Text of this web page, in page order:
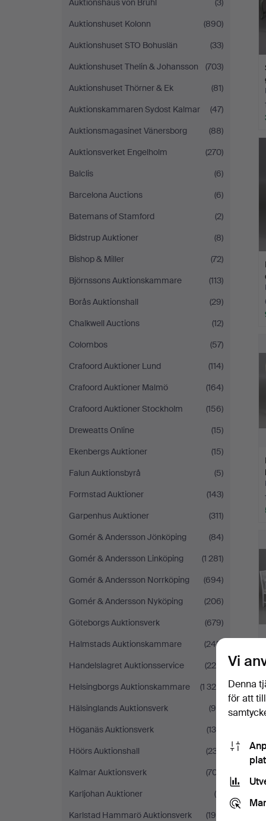
Auktionshaus von Brühl
(3)
Auktionshuset Kolonn
(890)
Auktionshuset STO Bohuslän
(33)
Auktionshuset Thelin & Johansson
(703)
Auktionshuset Thörner & Ek
(81)
Auktionskammaren Sydost Kalmar
(47)
Auktionsmagasinet Vänersborg
(88)
Auktionsverket Engelholm
(270)
Balclis
(6)
Barcelona Auctions
(6)
Batemans of Stamford
(2)
Bidstrup Auktioner
(8)
Bishop & Miller
(72)
Björnssons Auktionskammare
(113)
Borås Auktionshall
(29)
Chalkwell Auctions
(12)
Colombos
(57)
Crafoord Auktioner Lund
(114)
Crafoord Auktioner Malmö
(164)
Crafoord Auktioner Stockholm
(156)
Dreweatts Online
(15)
Ekenbergs Auktioner
(15)
Falun Auktionsbyrå
(5)
Formstad Auktioner
(143)
Garpenhus Auktioner
(311)
Gomér & Andersson Jönköping
(84)
Gomér & Andersson Linköping
(1 281)
Gomér & Andersson Norrköping
(694)
Gomér & Andersson Nyköping
(206)
Göteborgs Auktionsverk
(679)
Halmstads Auktionskammare
(245)
Handelslagret Auktionsservice
(220)
Helsingborgs Auktionskammare
(1 329)
Hälsinglands Auktionsverk
(99)
Höganäs Auktionsverk
(134)
Höörs Auktionshall
(237)
Kalmar Auktionsverk
(707)
Karljohan Auktioner
(8)
Karlstad Hammarö Auktionsverk
(195)
Vi
Denna
för att